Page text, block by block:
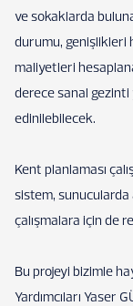
ve sokaklarda
durumu, genişlikleri
maliyetleri
derece sanal gezinti
edinilebilecek.
Kent planlaması
sistem,
çalışmalara için de
Bu projeyi bizimle
Yardımcıları Yaser